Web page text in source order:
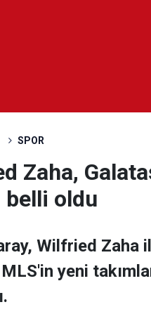
SPOR
Zaha,
belli oldu
Wilfried Zaha
yeni